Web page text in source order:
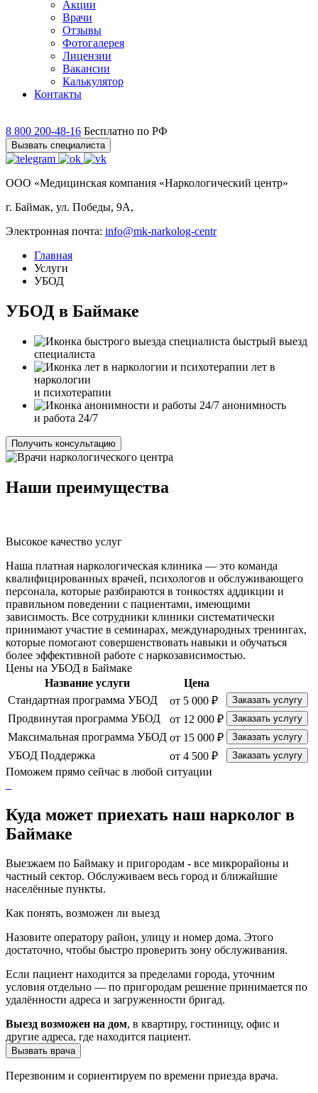
Акции
Врачи
Отзывы
Фотогалерея
Лицензии
Вакансии
Калькулятор
Контакты
8 800 200-48-16 Бесплатно по РФ
Вызвать специалиста
ООО «Медицинская компания «Наркологический центр»
г. Баймак, ул. Победы, 9А,
Электронная почта: info@mk-narkolog-centr
Главная
Услуги
УБОД
УБОД в Баймаке
быстрый выезд
специалиста
лет в
наркологии
и психотерапии
анонимность
и работа 24/7
Получить консультацию
Наши преимущества
Высокое качество услуг
Наша платная наркологическая клиника — это команда
квалифицированных врачей, психологов и обслуживающего
персонала, которые разбираются в тонкостях аддикции и
правильном поведении с пациентами, имеющими
зависимость. Все сотрудники клиники систематически
принимают участие в семинарах, международных тренингах,
которые помогают совершенствовать навыки и обучаться
более эффективной работе с наркозависимостью.
Цены на УБОД в Баймаке
Название услуги
Цена
Стандартная программа УБОД
от 5 000 ₽ Заказать услугу
Продвинутая программа УБОД от 12 000 ₽ Заказать услугу
Максимальная программа УБОД от 15 000 ₽ Заказать услугу
УБОД Поддержка от 4 500 ₽ Заказать услугу
Поможем прямо сейчас в любой ситуации
Куда может приехать наш нарколог в
Баймаке
Выезжаем по Баймаку и пригородам - все микрорайоны и
частный сектор. Обслуживаем весь город и ближайшие
населённые пункты.
Как понять, возможен ли выезд
Назовите оператору район, улицу и номер дома. Этого
достаточно, чтобы быстро проверить зону обслуживания.
Если пациент находится за пределами города, уточним
условия отдельно — по пригородам решение принимается по
удалённости адреса и загруженности бригад.
Выезд возможен на дом, в квартиру, гостиницу, офис и
другие адреса, где находится пациент.
Вызвать врача
Перезвоним и сориентируем по времени приезда врача.